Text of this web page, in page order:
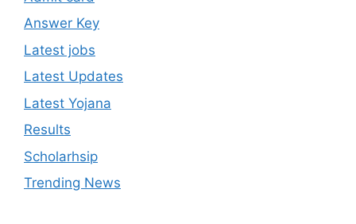
Answer Key
Latest jobs
Latest Updates
Latest Yojana
Results
Scholarhsip
Trending News